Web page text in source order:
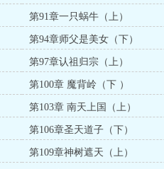
第91章一只蜗牛（上）
第94章师父是美女（下）
第97章认祖归宗（上）
第100章 魔背岭（下 ）
第103章 南天上国（上）
第106章圣天道子（下）
第109章神树遮天（上）